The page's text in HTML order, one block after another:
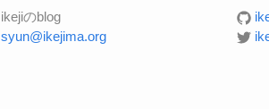
ikejiのblog
syun@ikejima.org